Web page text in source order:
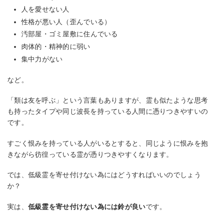
人を愛せない人
性格が悪い人（歪んでいる）
汚部屋・ゴミ屋敷に住んでいる
肉体的・精神的に弱い
集中力がない
など。
「類は友を呼ぶ」という言葉もありますが、霊も似たような思考
も持ったタイプや同じ波長を持っている人間に憑りつきやすいの
です。
すごく恨みを持っている人がいるとすると、同じように恨みを抱
きながら彷徨っている霊が憑りつきやすくなります。
では、低級霊を寄せ付けない為にはどうすればいいのでしょう
か？
実は、 低級霊を寄せ付けない為には鈴が良いです。